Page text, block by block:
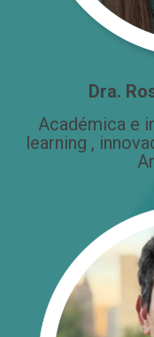
Dra.
Académica e
learning ,